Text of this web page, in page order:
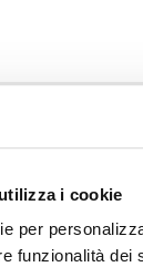
i cookie
per
funzionalità dei